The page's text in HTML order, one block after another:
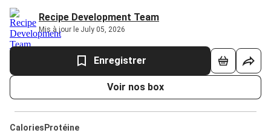
Recipe Development Team
Mis à jour le July 05, 2026
Enregistrer
Voir nos box
Calories Protéine